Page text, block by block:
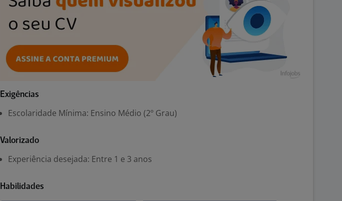
Exigências
Escolaridade Mínima: Ensino Médio (2º Grau)
Valorizado
Experiência desejada: Entre 1 e 3 anos
Habilidades